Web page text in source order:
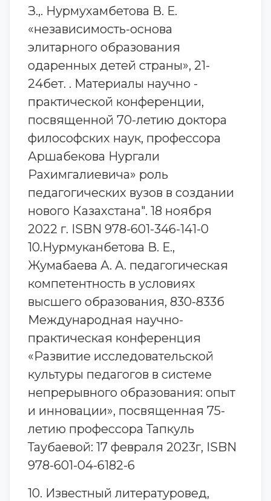
З.,. Нурмухамбетова В. Е.
«независимость-основа
элитарного образования
одаренных детей страны», 21-
24бет. . Материалы научно -
практической конференции,
посвященной 70-летию доктора
философских наук, профессора
Аршабекова Нургали
Рахимгалиевича» роль
педагогических вузов в создании
нового Казахстана". 18 ноября
2022 г. ISBN 978-601-346-141-0
10.Нурмуканбетова В. Е.,
Жумабаева А. А. педагогическая
компетентность в условиях
высшего образования, 830-833б
Международная научно-
практическая конференция
«Развитие исследовательской
культуры педагогов в системе
непрерывного образования: опыт
и инновации», посвященная 75-
летию профессора Тапкуль
Таубаевой: 17 февраля 2023г, ISBN
978-601-04-6182-6
10. Известный литературовед,